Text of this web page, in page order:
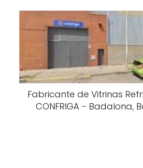
Fabricante de Vitrinas
CONFRIGA - Badalona,